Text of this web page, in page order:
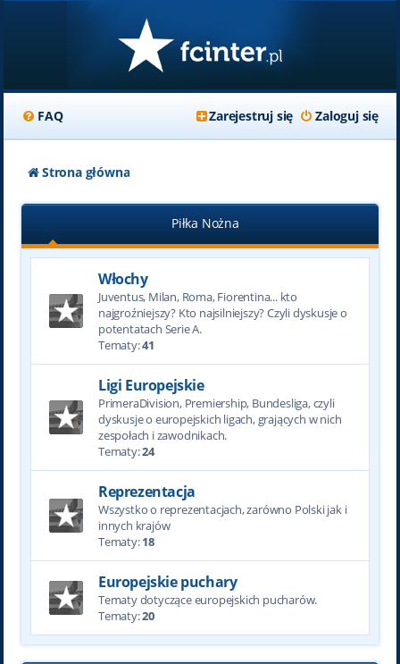
FAQ Zaloguj się
Zarejestruj się
Strona główna
Piłka Nożna
Włochy
Juventus, Milan, Roma, Fiorentina... kto
najgroźniejszy? Kto najsilniejszy? Czyli dyskusje o
potentatach Serie A.
Tematy:41
Ligi Europejskie
PrimeraDivision, Premiership, Bundesliga, czyli
dyskusje o europejskich ligach, grających w nich
zespołach i zawodnikach.
Tematy:24
Reprezentacja
Wszystko o reprezentacjach, zarówno Polski jak i
innych krajów
Tematy:18
Europejskie puchary
Tematy dotyczące europejskich pucharów.
Tematy:20